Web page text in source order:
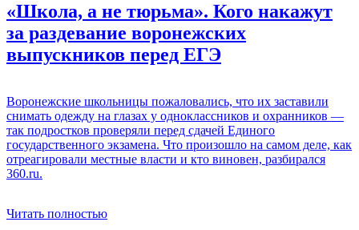
«Школа, а не тюрьма». Кого накажут
за раздевание воронежских
выпускников перед ЕГЭ
Воронежские школьницы пожаловались, что их заставили
снимать одежду на глазах у одноклассников и охранников —
так подростков проверяли перед сдачей Единого
государственного экзамена. Что произошло на самом деле, как
отреагировали местные власти и кто виновен, разбирался
360.ru.
Читать полностью